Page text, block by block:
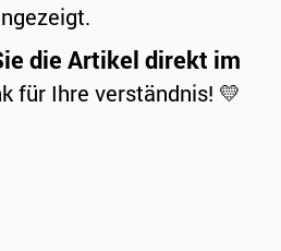
die Artikel direkt im
für Ihre verständnis! 💛